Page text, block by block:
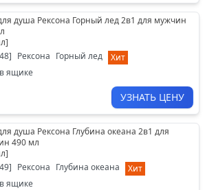
душа Рексона Горный лед 2в1 для мужчин
]
] Рексона Горный лед
Хит
ящике
УЗНАТЬ ЦЕНУ
душа Рексона Глубина океана 2в1 для
490 мл
]
] Рексона Глубина океана
Хит
ящике